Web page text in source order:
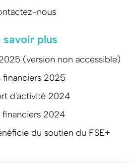
nous
savoir plus
(version non accessible)
financiers 2025
d'activité 2024
financiers 2024
du soutien du FSE+